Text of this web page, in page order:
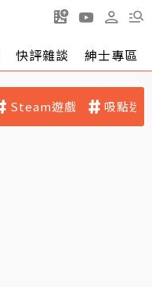
快評雜談 紳士專區
Steam遊戲 吸點迷